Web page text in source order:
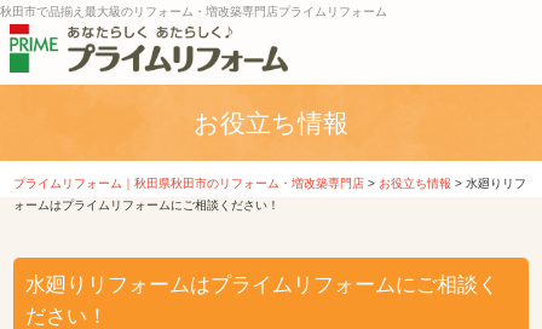
秋田市で品揃え最大級のリフォーム・増改築専門店プライムリフォーム
お役立ち情報
プライムリフォーム｜秋田県秋田市のリフォーム・増改築専門店 > お役立ち情報 >水廻りリフ
ォームはプライムリフォームにご相談ください！
水廻りリフォームはプライムリフォームにご相談く
ださい！